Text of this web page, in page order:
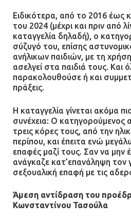
Ειδικότερα, από το 2016 έως
του 2024 (μέχρι και πριν από
καταγγελία δηλαδή), ο
σύζυγό του, επίσης
ανήλικων παιδιών, με τη
ασελγεί στα παιδιά τους. Και
παρακολουθούσε ή και
πράξεις.
Η καταγγελία γίνεται ακόμα
συνέχεια: Ο κατηγορούμενος
τρεις κόρες τους, από την
περίπου, και έπειτα ενώ
επαφές μαζί τους. Σαν να μην
ανάγκαζε κατ’επανάληψη τον
σεξουαλική επαφή με τις
Άμεση αντίδραση του
Κωνσταντίνου Τασούλα